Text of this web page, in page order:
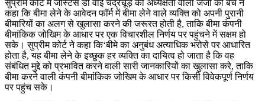
सुप्रीम कोर्ट में जस्टिस डी वाई चंद्रचूड़ की अध्यक्षता वाली जजों की बेंच ने
कहा कि बीमा लेने के आवेदन फॉर्म में बीमा लेने वाले व्यक्ति को अपनी पुरानी
बीमारियों का अलग से खुलासा करने की जरूरत होती है, ताकि बीमा कंपनी
बीमांकिक जोखिम के आधार पर एक विचारशील निर्णय पर पहुंचने में सक्षम हो
सके। सुप्रीम कोर्ट ने कहा कि‘बीमे का अनुबंध अत्याधिक भरोसे पर आधारित
होता है, यह बीमा लेने के इच्छुक हर व्यक्ति का दायित्व हो जाता है कि वह
संबंधित मुद्दे को प्रभावित करने वाली सारी जानकारियों का खुलासा करे, ताकि
बीमा करने वाली कंपनी बीमांकिक जोखिम के आधार पर किसी विवेकपूर्ण निर्णय
पर पहुंच सके।